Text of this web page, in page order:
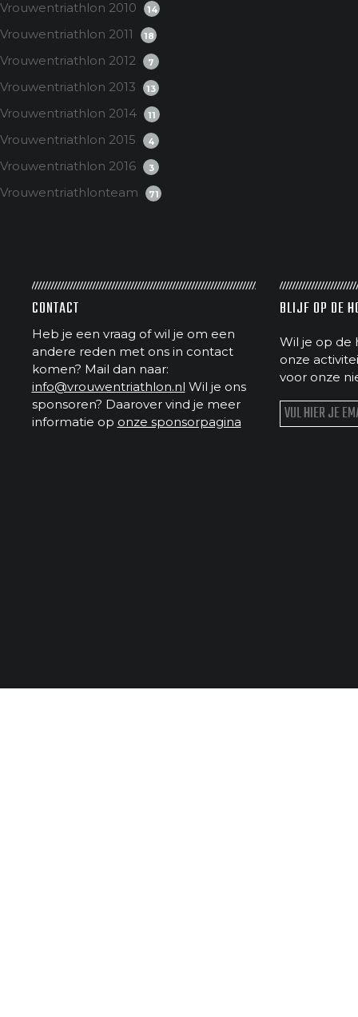
Vrouwentriathlon 2010 14
Vrouwentriathlon 2011 18
Vrouwentriathlon 2012 7
Vrouwentriathlon 2013 13
Vrouwentriathlon 2014 11
Vrouwentriathlon 2015 4
Vrouwentriathlon 2016 3
Vrouwentriathlonteam 71
CONTACT
Heb je een vraag of wil je om een
andere reden met ons in contact
komen? Mail dan naar:
info@vrouwentriathlon.nl Wil je ons
sponsoren? Daarover vind je meer
informatie op onze sponsorpagina
BLIJF OP DE
Wil je op de
onze
voor onze